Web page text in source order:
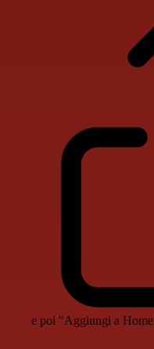
e poi "Aggiungi a